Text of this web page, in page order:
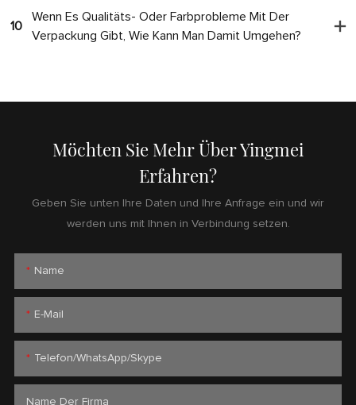
10
Wenn Es Qualitäts- Oder Farbprobleme Mit Der
Verpackung Gibt, Wie Kann Man Damit Umgehen?
Möchten Sie Mehr Über Yingmei
Erfahren?
Geben Sie unten Ihre Daten und Ihre Anfrage ein und wir
werden uns mit Ihnen in Verbindung setzen.
Name
E-Mail
Telefon/WhatsApp/Skype
Name Der Firma